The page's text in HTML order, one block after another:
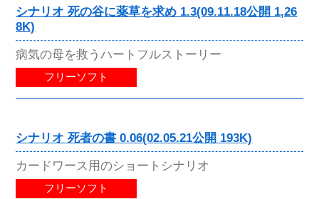
シナリオ 死の谷に薬草を求め 1.3(09.11.18公開 1,26
8K)
病気の母を救うハートフルストーリー
フリーソフト
シナリオ 死者の書 0.06(02.05.21公開 193K)
カードワース用のショートシナリオ
フリーソフト